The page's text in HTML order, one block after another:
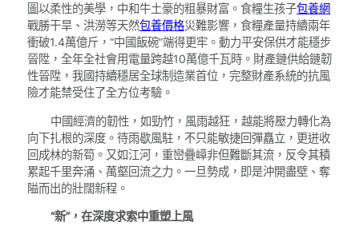
圖以柔性的美學，中和牛土豪的粗暴財富。食糧生孩子包養網
戰勝干旱、洪澇等天然包養價格災難影響，食糧產量持續兩年
衝破1.4萬億斤，“中國飯碗”端得更牢。動力平安保供才能穩步
晉陞，全年全社會用電量跨越10萬億千瓦時。財產鏈供給鏈韌
性晉陞，我國持續穩居全球制造業首位，完整財產系統的抗風
險才能禁受住了全方位考驗。
中國經濟的韌性，如勁竹，風雨越狂，越能將壓力轉化為
向下扎根的深度。待雨歇風駐，不只能敏捷回彈矗立，更迸收
回成林的新筍。又如江河，重巒疊嶂非但難斷其流，反令其積
累起千里奔涌、萬壑回流之力。一旦勢成，即是沖開盡壁、奪
隘而出的壯闊新程。
“新”，在深度求索中重塑上風